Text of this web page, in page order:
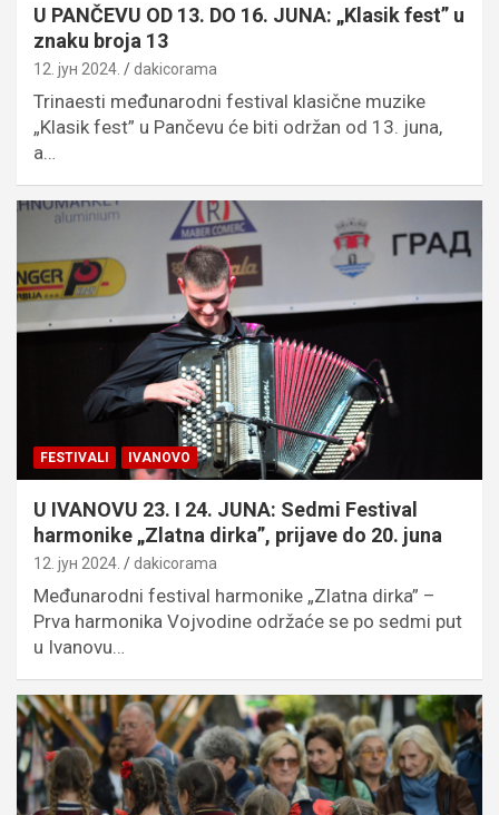
U PANČEVU OD 13. DO 16. JUNA: „Klasik fest” u
znaku broja 13
12. јун 2024. dakicorama
Trinaesti međunarodni festival klasične muzike
„Klasik fest” u Pančevu će biti održan od 13. juna,
a…
FESTIVALI IVANOVO
U IVANOVU 23. I 24. JUNA: Sedmi Festival
harmonike „Zlatna dirka”, prijave do 20. juna
12. јун 2024. dakicorama
Međunarodni festival harmonike „Zlatna dirka” –
Prva harmonika Vojvodine održaće se po sedmi put
u Ivanovu…